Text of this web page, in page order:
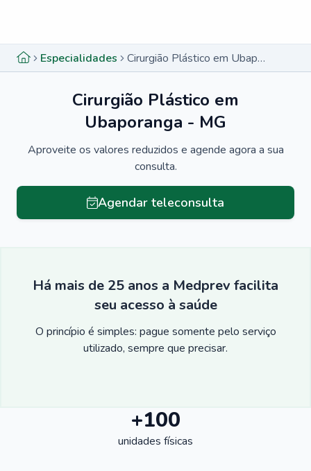
Especialidades Cirurgião Plástico em Ubaporanga - MG
Cirurgião Plástico em
Ubaporanga - MG
Aproveite os valores reduzidos e agende agora a sua
consulta.
Agendar teleconsulta
Há mais de 25 anos a Medprev facilita
seu acesso à saúde
O princípio é simples: pague somente pelo serviço
utilizado, sempre que precisar.
+100
unidades físicas